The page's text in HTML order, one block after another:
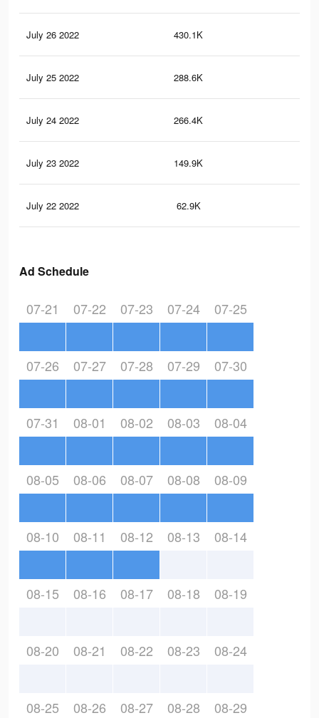
July 26 2022 430.1K
July 25 2022 288.6K
July 24 2022 266.4K
July 23 2022 149.9K
July 22 2022 62.9K
Ad Schedule
07-21 07-22 07-23 07-24 07-25
07-26 07-27 07-28 07-29 07-30
07-31 08-01 08-02 08-03 08-04
08-05 08-06 08-07 08-08 08-09
08-10 08-11 08-12 08-13 08-14
08-15 08-16 08-17 08-18 08-19
08-20 08-21 08-22 08-23 08-24
08-25 08-26 08-27 08-28 08-29